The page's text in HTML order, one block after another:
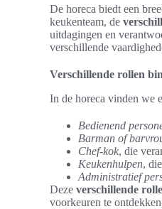
De horeca biedt een
keukenteam, de
uitdagingen en
verschillende
Verschillende rollen
In de horeca vinden we
Bedienend
Barman of
Chef-kok, die
Keukenhulpen,
Administratief
Deze verschillende
voorkeuren te